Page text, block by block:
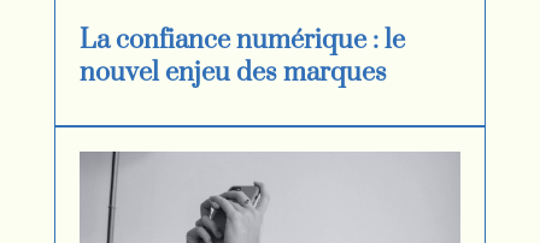
La confiance numérique : le
nouvel enjeu des marques